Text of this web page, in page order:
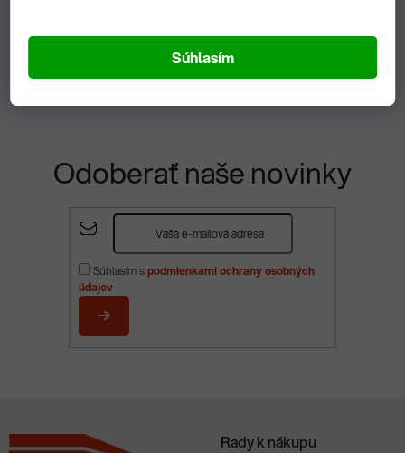
Súhlasím
Zobrazit hodnotenie
Odoberať naše novinky
Súhlasím spodmienkami ochrany osobných
údajov
PRIHLÁSIŤ
Rady k nákupu